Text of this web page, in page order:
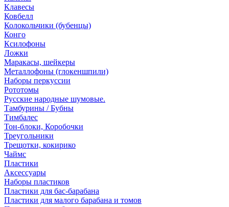
Клавесы
Ковбелл
Колокольчики (бубенцы)
Конго
Ксилофоны
Ложки
Маракасы, шейкеры
Металлофоны (глокеншпили)
Наборы перкуссии
Рототомы
Русские народные шумовые.
Тамбурины / Бубны
Тимбалес
Тон-блоки, Коробочки
Треугольники
Трещотки, кокирико
Чаймс
Пластики
Аксессуары
Наборы пластиков
Пластики для бас-барабана
Пластики для малого барабана и томов